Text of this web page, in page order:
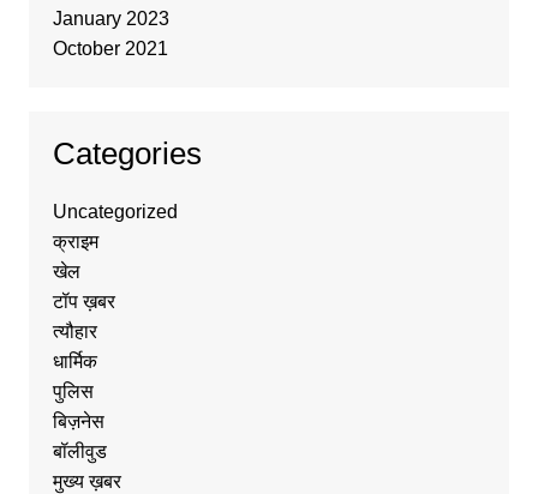
January 2023
October 2021
Categories
Uncategorized
क्राइम
खेल
टॉप ख़बर
त्यौहार
धार्मिक
पुलिस
बिज़नेस
बॉलीवुड
मुख्य ख़बर